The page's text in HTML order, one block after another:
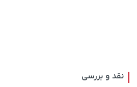
نقد و بررسی